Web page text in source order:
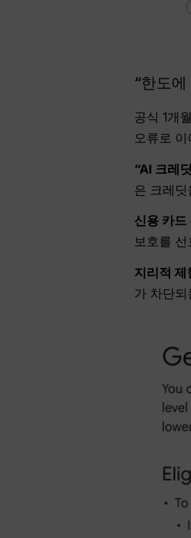
“한도
공식 1개
오류로
“AI 크레
은 크레
신용 카드
보호를
지리적 제
가 차단